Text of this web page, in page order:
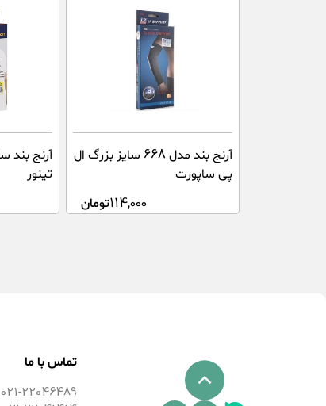
آرنج بند مدل 668 سایز بزرگ ال
پی ساپورت
114,000تومان
تینور
تماس با ما
021-22046489